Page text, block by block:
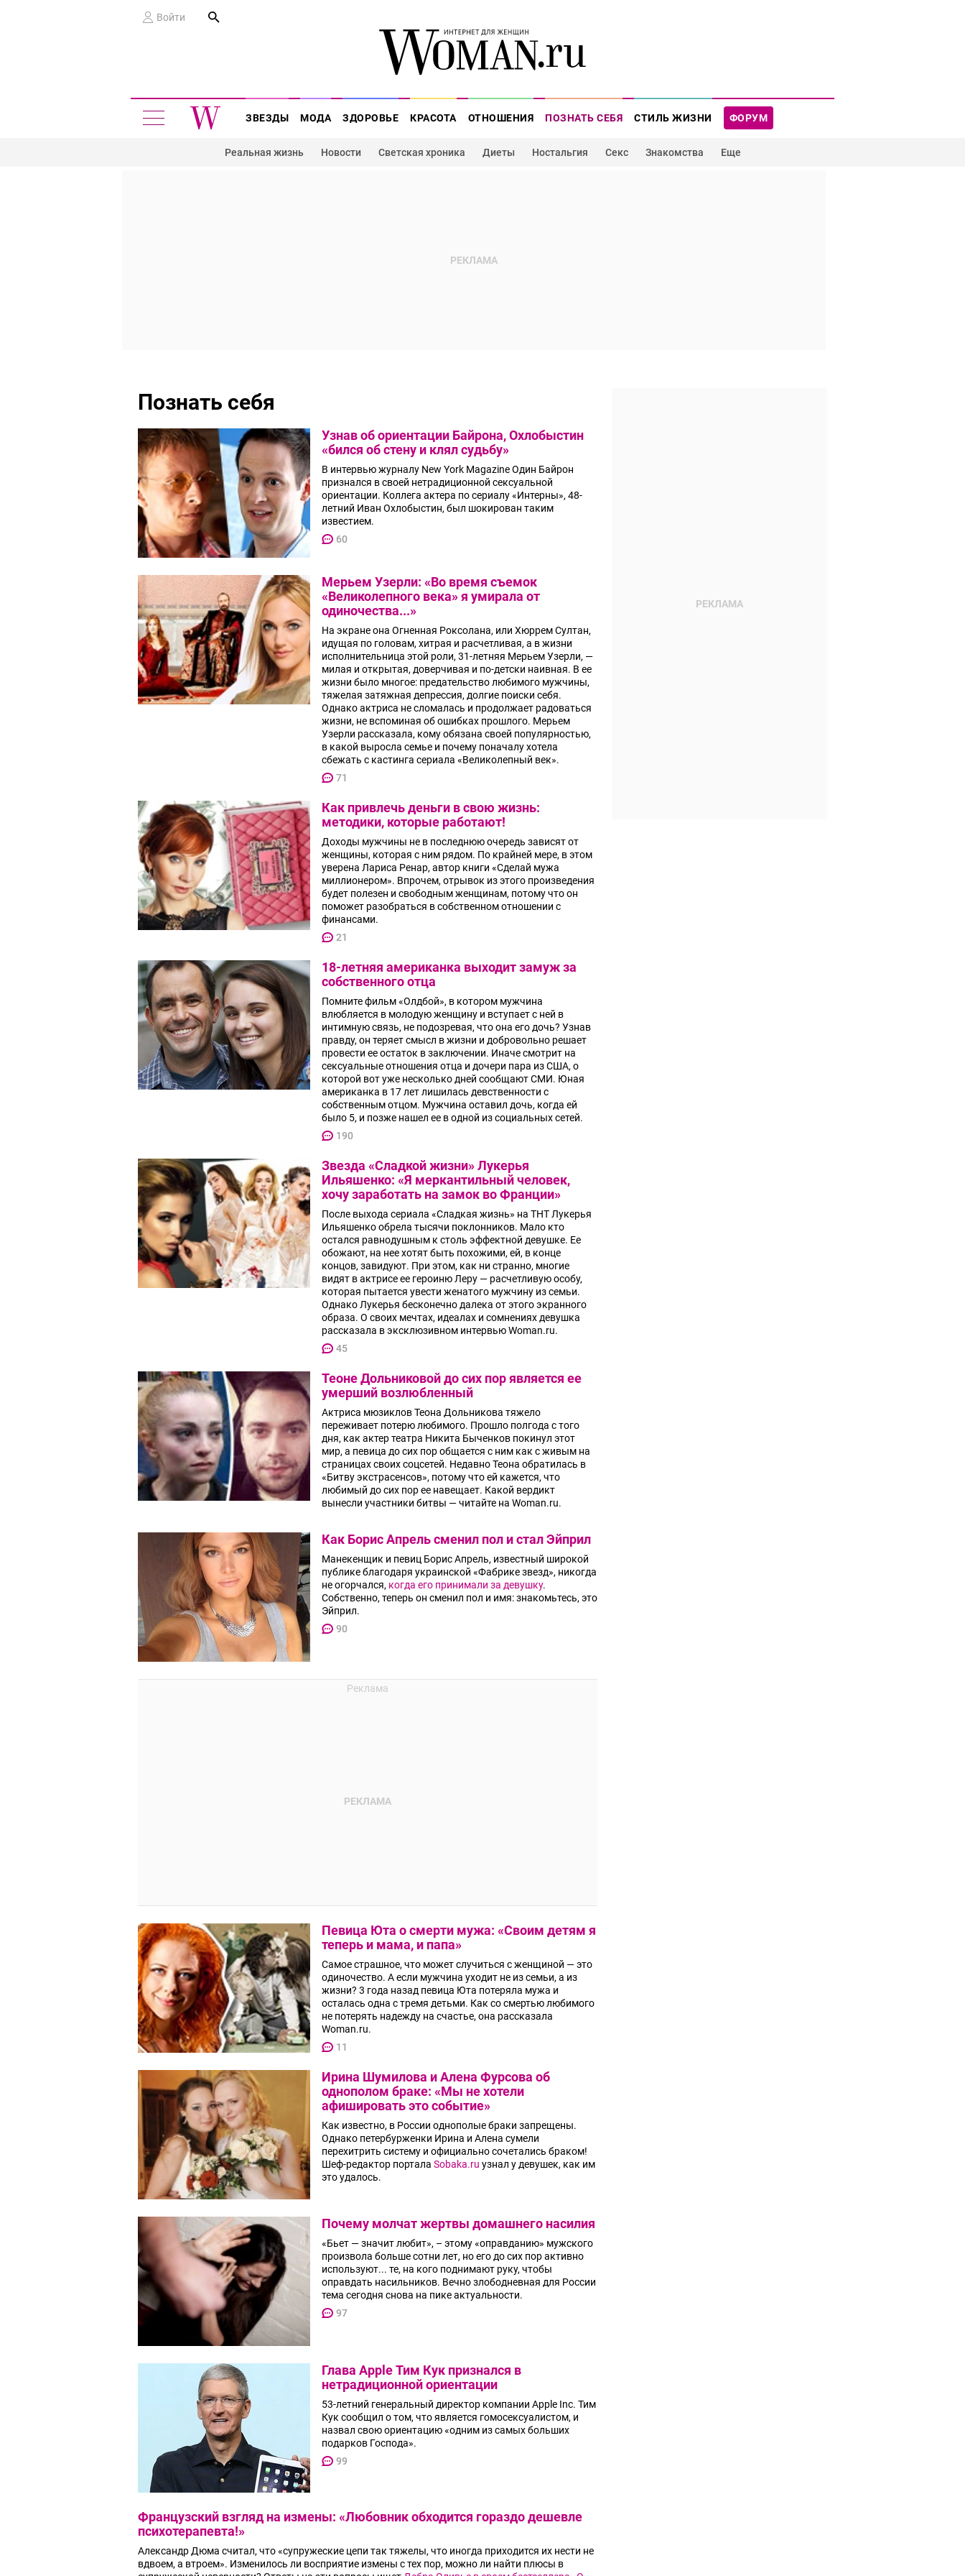
Войти
ФОРУМ
ЗВЕЗДЫ МОДА ЗДОРОВЬЕ КРАСОТА ОТНОШЕНИЯ ПОЗНАТЬ СЕБЯ СТИЛЬ ЖИЗНИ
Реальная жизнь Новости Светская хроника Диеты Ностальгия Секс Знакомства Еще
Познать себя
Узнав об ориентации Байрона, Охлобыстин
«бился об стену и клял судьбу»
В интервью журналу New York Magazine Один Байрон
признался в своей нетрадиционной сексуальной
ориентации. Коллега актера по сериалу «Интерны», 48-
летний Иван Охлобыстин, был шокирован таким
известием.
60
Мерьем Узерли: «Во время съемок
«Великолепного века» я умирала от
одиночества...»
На экране она Огненная Роксолана, или Хюррем Султан,
идущая по головам, хитрая и расчетливая, а в жизни
исполнительница этой роли, 31-летняя Мерьем Узерли, —
милая и открытая, доверчивая и по-детски наивная. В ее
жизни было многое: предательство любимого мужчины,
тяжелая затяжная депрессия, долгие поиски себя.
Однако актриса не сломалась и продолжает радоваться
жизни, не вспоминая об ошибках прошлого. Мерьем
Узерли рассказала, кому обязана своей популярностью,
в какой выросла семье и почему поначалу хотела
сбежать с кастинга сериала «Великолепный век».
71
Как привлечь деньги в свою жизнь:
методики, которые работают!
Доходы мужчины не в последнюю очередь зависят от
женщины, которая с ним рядом. По крайней мере, в этом
уверена Лариса Ренар, автор книги «Сделай мужа
миллионером». Впрочем, отрывок из этого произведения
будет полезен и свободным женщинам, потому что он
поможет разобраться в собственном отношении с
финансами.
21
18-летняя американка выходит замуж за
собственного отца
Помните фильм «Олдбой», в котором мужчина
влюбляется в молодую женщину и вступает с ней в
интимную связь, не подозревая, что она его дочь? Узнав
правду, он теряет смысл в жизни и добровольно решает
провести ее остаток в заключении. Иначе смотрит на
сексуальные отношения отца и дочери пара из США, о
которой вот уже несколько дней сообщают СМИ. Юная
американка в 17 лет лишилась девственности с
собственным отцом. Мужчина оставил дочь, когда ей
было 5, и позже нашел ее в одной из социальных сетей.
190
Звезда «Сладкой жизни» Лукерья
Ильяшенко: «Я меркантильный человек,
хочу заработать на замок во Франции»
После выхода сериала «Сладкая жизнь» на ТНТ Лукерья
Ильяшенко обрела тысячи поклонников. Мало кто
остался равнодушным к столь эффектной девушке. Ее
обожают, на нее хотят быть похожими, ей, в конце
концов, завидуют. При этом, как ни странно, многие
видят в актрисе ее героиню Леру — расчетливую особу,
которая пытается увести женатого мужчину из семьи.
Однако Лукерья бесконечно далека от этого экранного
образа. О своих мечтах, идеалах и сомнениях девушка
рассказала в эксклюзивном интервью Woman.ru.
45
Теоне Дольниковой до сих пор является ее
умерший возлюбленный
Актриса мюзиклов Теона Дольникова тяжело
переживает потерю любимого. Прошло полгода с того
дня, как актер театра Никита Быченков покинул этот
мир, а певица до сих пор общается с ним как с живым на
страницах своих соцсетей. Недавно Теона обратилась в
«Битву экстрасенсов», потому что ей кажется, что
любимый до сих пор ее навещает. Какой вердикт
вынесли участники битвы — читайте на Woman.ru.
Как Борис Апрель сменил пол и стал Эйприл
Манекенщик и певиц Борис Апрель, известный широкой
публике благодаря украинской «Фабрике звезд», никогда
не огорчался, когда его принимали за девушку.
Собственно, теперь он сменил пол и имя: знакомьтесь, это
Эйприл.
90
Певица Юта о смерти мужа: «Своим детям я
теперь и мама, и папа»
Самое страшное, что может случиться с женщиной — это
одиночество. А если мужчина уходит не из семьи, а из
жизни? 3 года назад певица Юта потеряла мужа и
осталась одна с тремя детьми. Как со смертью любимого
не потерять надежду на счастье, она рассказала
Woman.ru.
11
Ирина Шумилова и Алена Фурсова об
однополом браке: «Мы не хотели
афишировать это событие»
Как известно, в России однополые браки запрещены.
Однако петербурженки Ирина и Алена сумели
перехитрить систему и официально сочетались браком!
Шеф-редактор портала Sobaka.ru узнал у девушек, как им
это удалось.
Почему молчат жертвы домашнего насилия
«Бьет — значит любит», – этому «оправданию» мужского
произвола больше сотни лет, но его до сих пор активно
используют... те, на кого поднимают руку, чтобы
оправдать насильников. Вечно злободневная для России
тема сегодня снова на пике актуальности.
97
Глава Apple Тим Кук признался в
нетрадиционной ориентации
53-летний генеральный директор компании Apple Inc. Тим
Кук сообщил о том, что является гомосексуалистом, и
назвал свою ориентацию «одним из самых больших
подарков Господа».
99
Французский взгляд на измены: «Любовник обходится гораздо дешевле
психотерапевта!»
Александр Дюма считал, что «супружеские цепи так тяжелы, что иногда приходится их нести не
вдвоем, а втроем». Изменилось ли восприятие измены с тех пор, можно ли найти плюсы в